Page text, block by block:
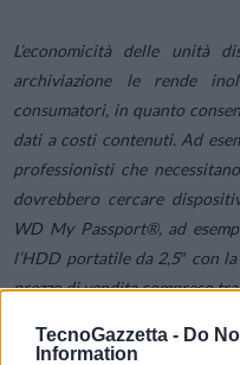
TecnoGazzetta - Do
Information
L’economicità delle unità
archiviazione le rende
consumatori, in quanto
dati a costi contenuti. Ad
professionisti che
dovrebbero cercare
WD My Passport®, ad
l’HDD portatile da 2,5″ con
prezzo di vendita compreso
Per gli studenti, disporre di